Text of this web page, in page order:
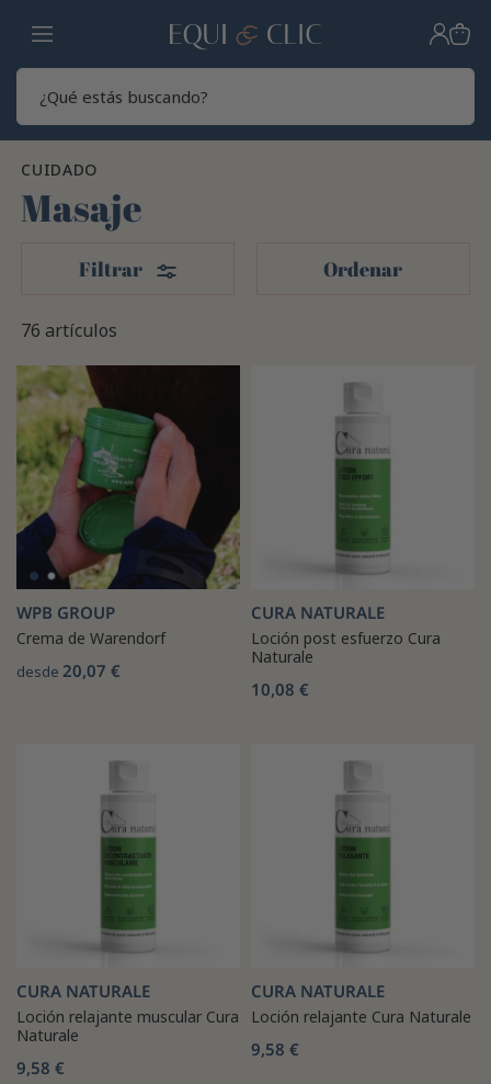
Hogar
CUIDADO
Masaje
76 artículos
Filtrar Filtros Ordenar
WPB GROUP
Crema de Warendorf
desde 20,07 €
CURA NATURALE
Loción post esfuerzo Cura
Naturale
10,08 €
CURA NATURALE
Loción relajante muscular Cura
Naturale
9,58 €
CURA NATURALE
Loción relajante Cura Naturale
9,58 €